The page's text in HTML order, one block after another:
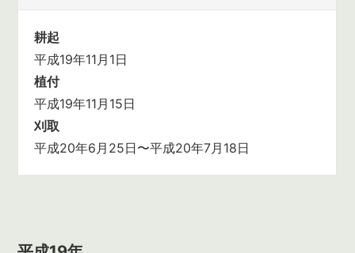
耕起
平成19年11月1日
植付
平成19年11月15日
刈取
平成20年6月25日〜平成20年7月18日